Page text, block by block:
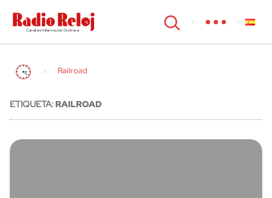
cerrar
Railroad
ETIQUETA:RAILROAD